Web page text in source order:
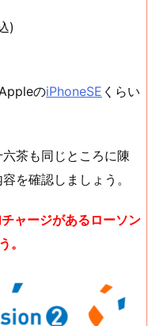
)
のiPhoneSE くらい
茶も同じところに陳
を確認しましょう。
ャージがあるローソン
。